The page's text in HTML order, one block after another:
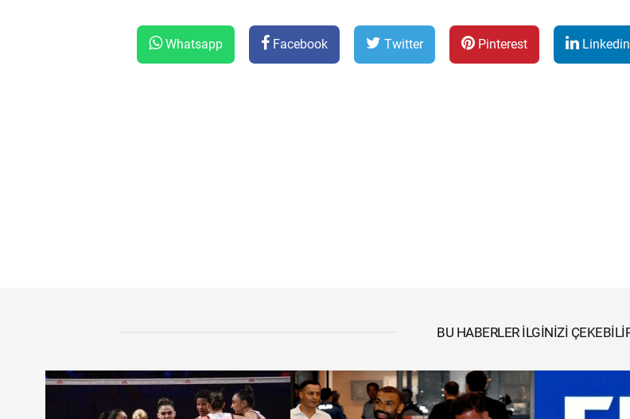
Whatsapp Facebook Twitter Pinterest Linkedin
BU HABERLER İLGINIZI